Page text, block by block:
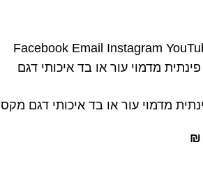
Facebook Email Instagram
מדמוי עור או בד איכותי דגם מקס
₪